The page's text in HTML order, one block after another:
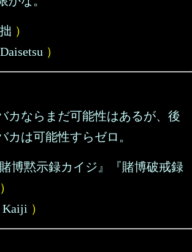
）
）
カならまだ可能性はあるが、後
カは可能性すらゼロ。
博黙示録カイジ』『賭博破戒録
）
Kaiji ）